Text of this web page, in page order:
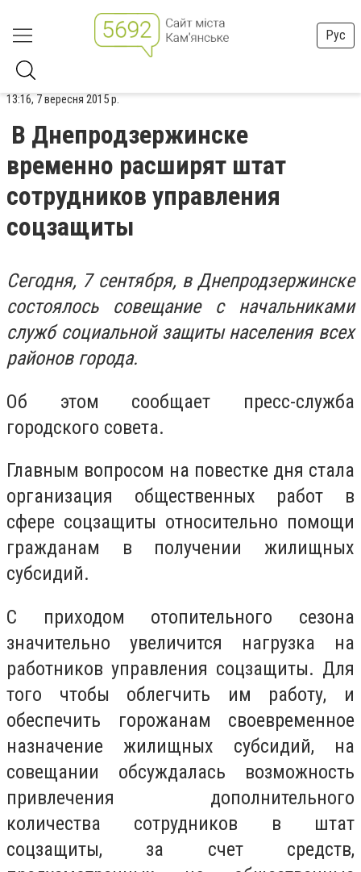
Рус
13:16, 7 вересня 2015 р.
В Днепродзержинске
временно расширят штат
сотрудников управления
соцзащиты
Сегодня, 7 сентября, в Днепродзержинске
состоялось совещание с начальниками
служб социальной защиты населения всех
районов города.
Об этом сообщает пресс-служба
городского совета.
Главным вопросом на повестке дня стала
организация общественных работ в
сфере соцзащиты относительно помощи
гражданам в получении жилищных
субсидий.
С приходом отопительного сезона
значительно увеличится нагрузка на
работников управления соцзащиты. Для
того чтобы облегчить им работу, и
обеспечить горожанам своевременное
назначение жилищных субсидий, на
совещании обсуждалась возможность
привлечения дополнительного
количества сотрудников в штат
соцзащиты, за счет средств,